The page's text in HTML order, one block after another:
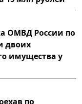
ОМВД России по
двоих
имущества у
по